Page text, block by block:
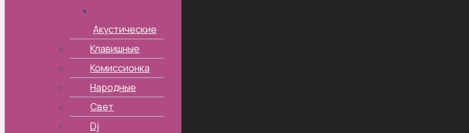
Акустические
Клавишные
Комиссионка
Народные
Свет
Dj